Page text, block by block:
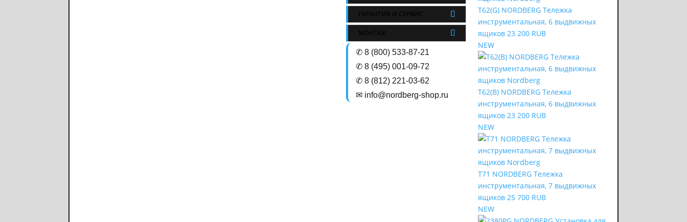
ГАРАНТИЯ И СЕРВИС
МОНТАЖ
✆ 8 (800) 533-87-21
✆ 8 (495) 001-09-72
✆ 8 (812) 221-03-62
✉ info@nordberg-shop.ru
T62(G) NORDBERG Тележка
инструментальная, 6 выдвижных
ящиков 23 200 RUB
NEW
T62(B) NORDBERG Тележка
инструментальная, 6 выдвижных
ящиков 23 200 RUB
NEW
T71 NORDBERG Тележка
инструментальная, 7 выдвижных
ящиков 25 700 RUB
NEW